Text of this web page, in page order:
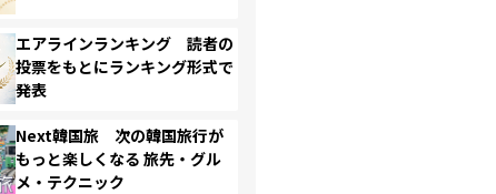
エアラインランキング 読者の
投票をもとにランキング形式で
発表
Next韓国旅 次の韓国旅行が
もっと楽しくなる 旅先・グル
メ・テクニック